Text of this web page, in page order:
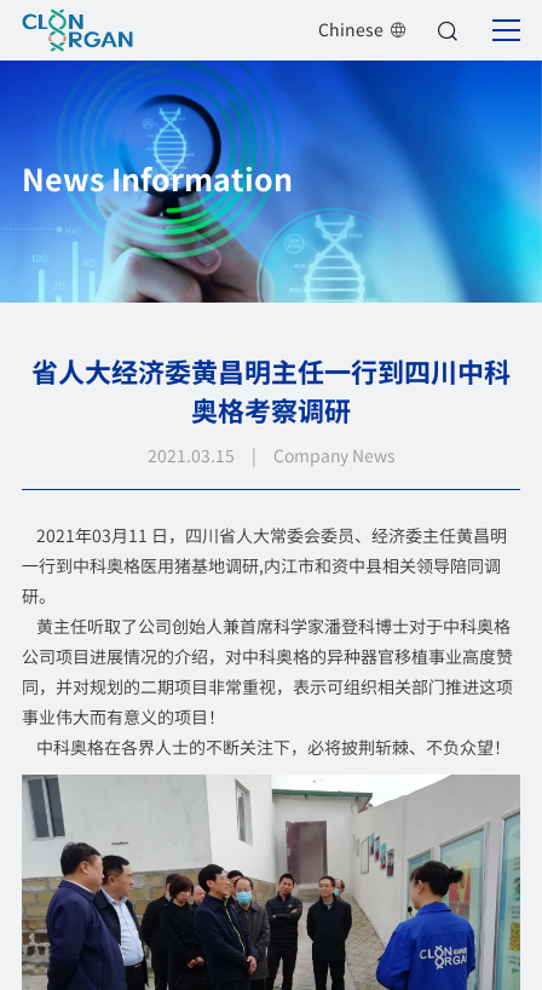
Chinese
News Information
省人大经济委黄昌明主任一行到四川中科
奥格考察调研
2021.03.15 | Company News
2021年03月11 日，四川省人大常委会委员、经济委主任黄昌明
一行到中科奥格医用猪基地调研,内江市和资中县相关领导陪同调
研。
黄主任听取了公司创始人兼首席科学家潘登科博士对于中科奥格
公司项目进展情况的介绍，对中科奥格的异种器官移植事业高度赞
同，并对规划的二期项目非常重视，表示可组织相关部门推进这项
事业伟大而有意义的项目！
中科奥格在各界人士的不断关注下，必将披荆斩棘、不负众望！